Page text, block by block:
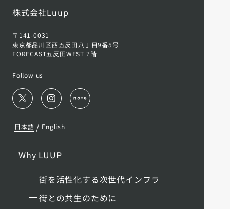
株式会社Luup
〒141-0031
東京都品川区西五反田八丁目9番5号
FORECAST五反田WEST 7階
Follow us
日本語 / English
Why LUUP
街を活性化する次世代インフラ
街との共生のために